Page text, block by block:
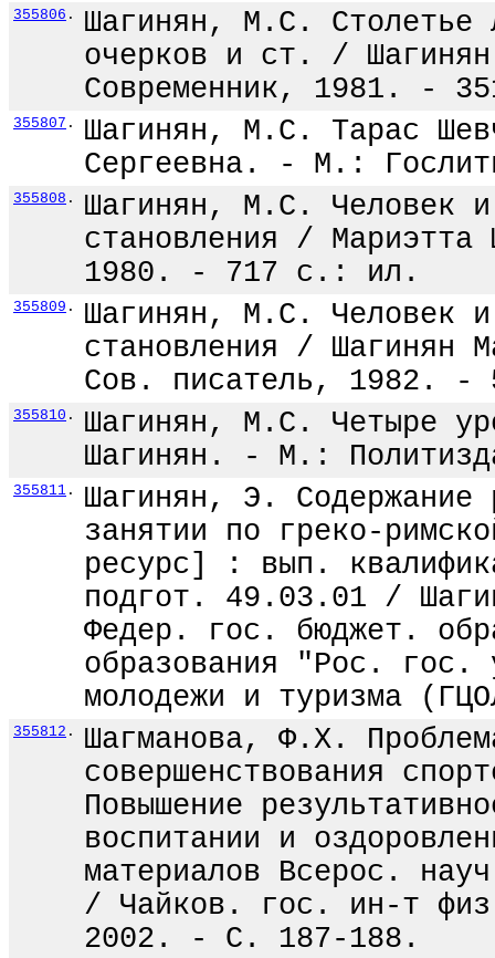
355806 .
Шагинян, М.С.
очерков и ст. /
Современник, 1981. -
355807 .
Шагинян, М.С. Тарас
Сергеевна. - М.:
355808 .
Шагинян, М.С. Человек
становления /
1980. - 717 с.: ил.
355809 .
Шагинян, М.С. Человек
становления / Шагинян
Сов. писатель, 1982. -
355810 .
Шагинян, М.С. Четыре
Шагинян. - М.:
355811 .
Шагинян, Э. Содержание
занятии по греко-
ресурс] : вып.
подгот. 49.03.01 /
Федер. гос. бюджет.
образования "Рос.
молодежи и туризма
355812 .
Шагманова, Ф.Х.
совершенствования
Повышение
воспитании и
материалов Всерос.
/ Чайков. гос. ин-т
2002. - С. 187-188.